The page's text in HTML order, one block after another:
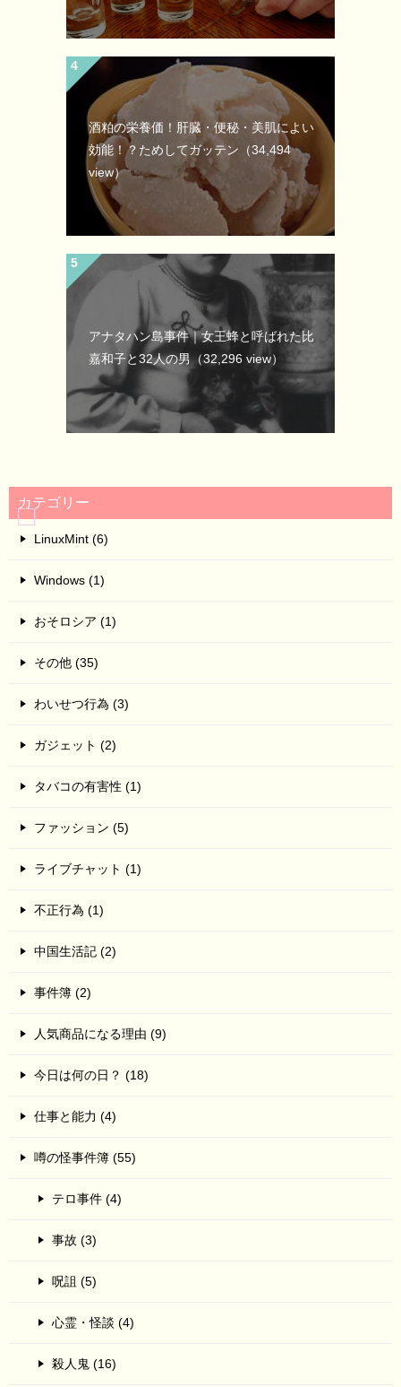
酒粕の栄養価！肝臓・便秘・美肌によい
効能！？ためしてガッテン （34,494
view）
アナタハン島事件｜女王蜂と呼ばれた比
嘉和子と32人の男（32,296 view）
カテゴリー
LinuxMint (6)
Windows (1)
おそロシア (1)
その他 (35)
わいせつ行為 (3)
ガジェット (2)
タバコの有害性 (1)
ファッション (5)
ライブチャット (1)
不正行為 (1)
中国生活記 (2)
事件簿 (2)
人気商品になる理由 (9)
今日は何の日？ (18)
仕事と能力 (4)
噂の怪事件簿 (55)
テロ事件 (4)
事故 (3)
呪詛 (5)
心霊・怪談 (4)
殺人鬼 (16)